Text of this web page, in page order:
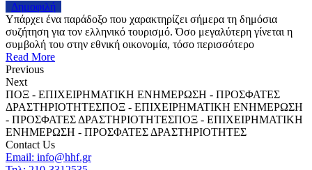
Δημοφιλή
Υπάρχει ένα παράδοξο που χαρακτηρίζει σήμερα τη δημόσια
συζήτηση για τον ελληνικό τουρισμό. Όσο μεγαλύτερη γίνεται η
συμβολή του στην εθνική οικονομία, τόσο περισσότερο
Read More
Previous
Next
ΠΟΞ - ΕΠΙΧΕΙΡΗΜΑΤΙΚΗ ΕΝΗΜΕΡΩΣΗ - ΠΡΟΣΦΑΤΕΣ
ΔΡΑΣΤΗΡΙΟΤΗΤΕΣΠΟΞ - ΕΠΙΧΕΙΡΗΜΑΤΙΚΗ ΕΝΗΜΕΡΩΣΗ
- ΠΡΟΣΦΑΤΕΣ ΔΡΑΣΤΗΡΙΟΤΗΤΕΣΠΟΞ - ΕΠΙΧΕΙΡΗΜΑΤΙΚΗ
ΕΝΗΜΕΡΩΣΗ - ΠΡΟΣΦΑΤΕΣ ΔΡΑΣΤΗΡΙΟΤΗΤΕΣ
Contact Us
Email: info@hhf.gr